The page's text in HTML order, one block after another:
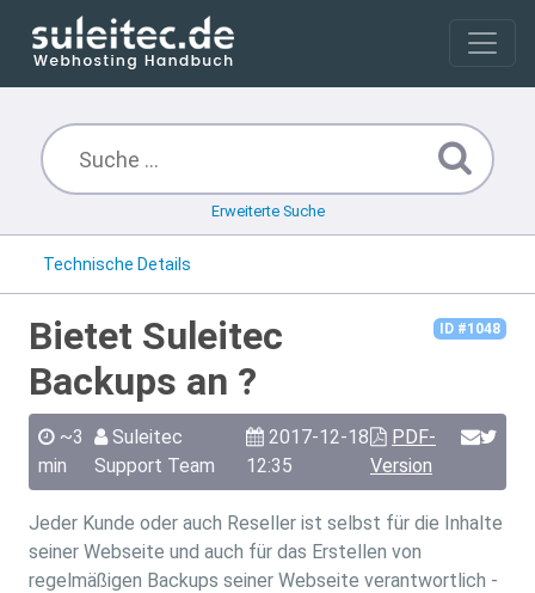
Erweiterte Suche
Technische Details
ID #1048
Bietet Suleitec
Backups an ?
~3
min
Suleitec
Support Team
2017-12-18
12:35
PDF-
Version
Jeder Kunde oder auch Reseller ist selbst für die Inhalte
seiner Webseite und auch für das Erstellen von
regelmäßigen Backups seiner Webseite verantwortlich -